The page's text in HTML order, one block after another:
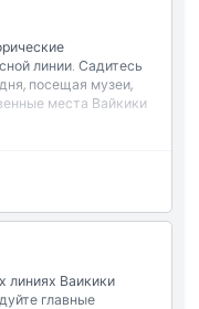
линии. Садитесь
посещая музеи,
места Вайкики
многократной
в течение 1 дня
колясок
линиях Ваикики
главные